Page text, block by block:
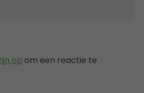
op om een reactie te